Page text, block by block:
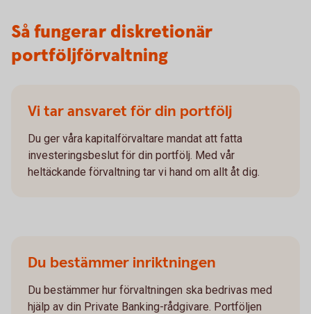
Så fungerar diskretionär
portföljförvaltning
Vi tar ansvaret för din portfölj
Du ger våra kapitalförvaltare mandat att fatta
investeringsbeslut för din portfölj. Med vår
heltäckande förvaltning tar vi hand om allt åt dig.
Du bestämmer inriktningen
Du bestämmer hur förvaltningen ska bedrivas med
hjälp av din Private Banking-rådgivare. Portföljen